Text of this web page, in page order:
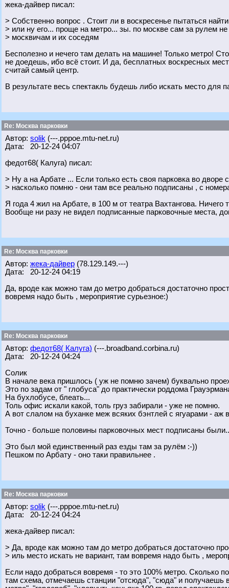
жека-дайвер писал:
> Собственно вопрос . Стоит ли в воскресенье пытаться
> или ну его... проще на метро... зы. по москве сам за рулем
> москвичам и их соседям
Бесполезно и нечего там делать на машине! Только метро!
не доедешь, ибо всё стоит. И да, бесплатных воскресных
считай самый центр.
В результате весь спектакль будешь либо искать место для
Re: Москва парковки
Автор: solik (---.pppoe.mtu-net.ru)
Дата: 20-12-24 04:07
федот68( Калуга) писал:
> Ну а на Арбате ... Если только есть своя парковка во дворе
> насколько помню - они там все реально подписаны , с
Я года 4 жил на Арбате, в 100 м от театра Вахтангова.
Вообще ни разу не видел подписанные парковочные места,
Re: Москва парковки
Автор: жека-дайвер (78.129.149.---)
Дата: 20-12-24 04:19
Да, вроде как можно там до метро добраться достаточно
вовремя надо быть , мероприятие сурьезное:)
Re: Москва парковки
Автор: федот68( Калуга) (---.broadband.corbina.ru)
Дата: 20-12-24 04:24
Солик
В начале века пришлось ( уж не помню зачем) буквально
Это по задам от " глобуса" до практически роддома
На бухлобусе, блеать...
Толь офис искали какой, толь груз забирали - уже не помню.
А вот слалом на буханке меж всяких бэнтлей с ягуарами - аж
Точно - больше половины парковочных мест подписаны
Это был мой единственный раз езды там за рулём :-))
Пешком по Арбату - оно таки правильнее .
Re: Москва парковки
Автор: solik (---.pppoe.mtu-net.ru)
Дата: 20-12-24 04:24
жека-дайвер писал:
> Да, вроде как можно там до метро добраться достаточно
> иль место искать не вариант, там вовремя надо быть ,
Если надо добраться вовремя - то это 100% метро. Сколько
там схема, отмечаешь станции "отсюда", "сюда" и получаешь